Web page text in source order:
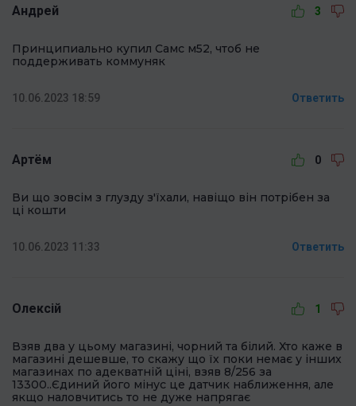
Андрей 3
Принципиально купил Самс м52, чтоб не
поддерживать коммуняк
10.06.2023 18:59 Ответить
Артём 0
Ви що зовсім з глузду з'їхали, навіщо він потрібен за
ці кошти
10.06.2023 11:33 Ответить
Олексій 1
Взяв два у цьому магазині, чорний та білий. Хто каже в
магазині дешевше, то скажу що їх поки немає у інших
магазинах по адекватній ціні, взяв 8/256 за
13300..Єдиний його мінус це датчик наближення, але
якщо наловчитись то не дуже напрягає